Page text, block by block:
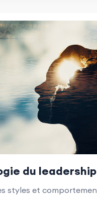
du leadership